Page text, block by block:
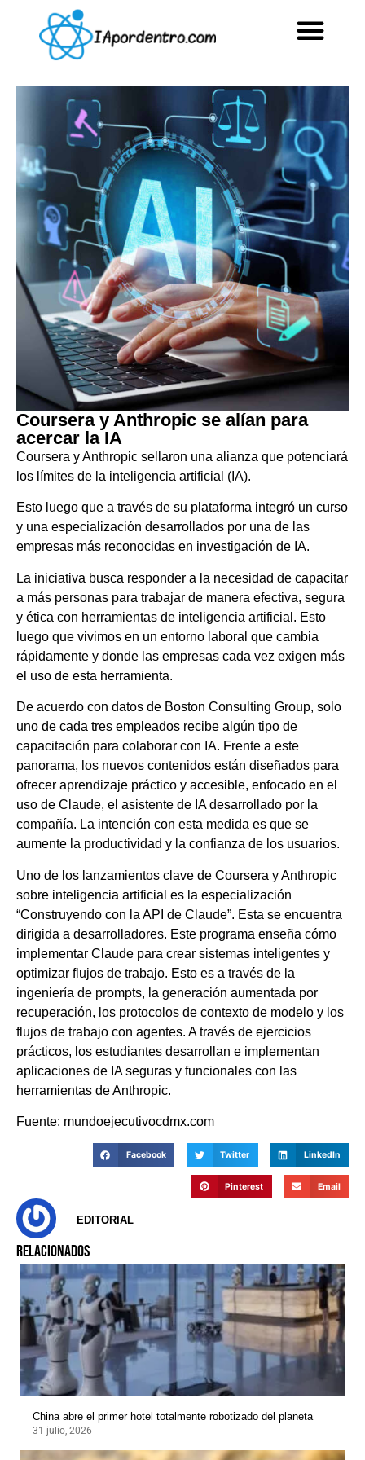
Coursera y Anthropic se alían para
acercar la IA
Coursera y Anthropic sellaron una alianza que potenciará
los límites de la inteligencia artificial (IA).
Esto luego que a través de su plataforma integró un curso
y una especialización desarrollados por una de las
empresas más reconocidas en investigación de IA.
La iniciativa busca responder a la necesidad de capacitar
a más personas para trabajar de manera efectiva, segura
y ética con herramientas de inteligencia artificial. Esto
luego que vivimos en un entorno laboral que cambia
rápidamente y donde las empresas cada vez exigen más
el uso de esta herramienta.
De acuerdo con datos de Boston Consulting Group, solo
uno de cada tres empleados recibe algún tipo de
capacitación para colaborar con IA. Frente a este
panorama, los nuevos contenidos están diseñados para
ofrecer aprendizaje práctico y accesible, enfocado en el
uso de Claude, el asistente de IA desarrollado por la
compañía. La intención con esta medida es que se
aumente la productividad y la confianza de los usuarios.
Uno de los lanzamientos clave de Coursera y Anthropic
sobre inteligencia artificial es la especialización
“Construyendo con la API de Claude”. Esta se encuentra
dirigida a desarrolladores. Este programa enseña cómo
implementar Claude para crear sistemas inteligentes y
optimizar flujos de trabajo. Esto es a través de la
ingeniería de prompts, la generación aumentada por
recuperación, los protocolos de contexto de modelo y los
flujos de trabajo con agentes. A través de ejercicios
prácticos, los estudiantes desarrollan e implementan
aplicaciones de IA seguras y funcionales con las
herramientas de Anthropic.
Fuente: mundoejecutivocdmx.com
Facebook Twitter LinkedIn
Pinterest Email
EDITORIAL
RELACIONADOS
China abre el primer hotel totalmente robotizado del planeta
31 julio, 2026